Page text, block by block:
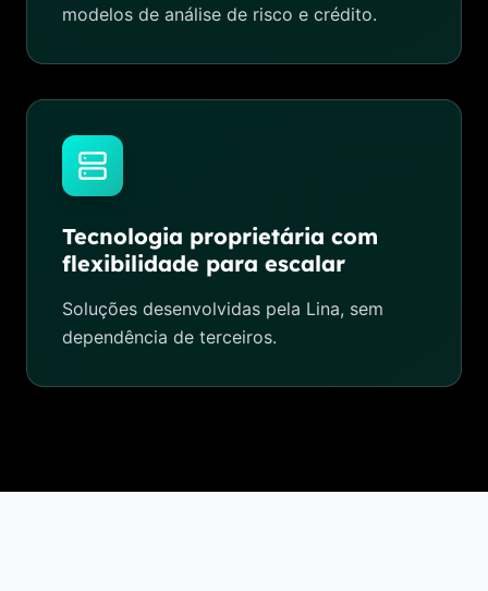
modelos de análise de risco e crédito.
Tecnologia proprietária com
flexibilidade para escalar
Soluções desenvolvidas pela Lina, sem
dependência de terceiros.